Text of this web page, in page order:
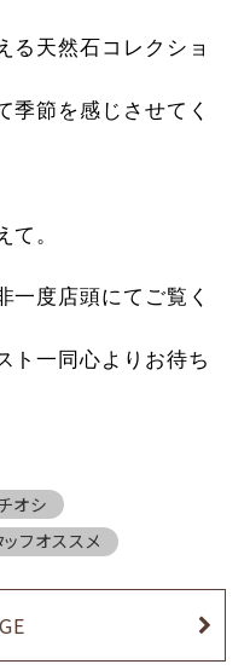
る天然石コレクショ
季節を感じさせてく
て。
一度店頭にてご覧く
ト一同心よりお待ち
オシ
ッフオススメ